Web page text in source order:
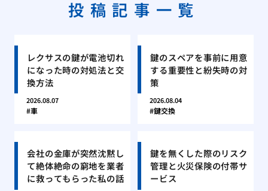
投稿記事一覧
レクサスの鍵が電池切れ
になった時の対処法と交
換方法
2026.08.07
車
鍵のスペアを事前に用意
する重要性と紛失時の対
策
2026.08.04
鍵交換
会社の金庫が突然沈黙し
て絶体絶命の窮地を業者
に救ってもらった私の話
鍵を無くした際のリスク
管理と火災保険の付帯サ
ービス